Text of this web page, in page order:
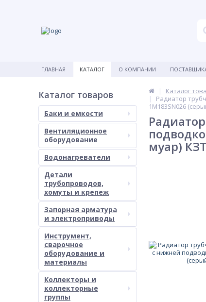
ГЛАВНАЯ КАТАЛОГ О КОМПАНИИ
Каталог товаров
Баки и емкости
Вентиляционное
оборудование
Водонагреватели
Детали
трубопроводов,
хомуты и крепеж
Запорная арматура
и электроприводы
Инструмент,
сварочное
оборудование и
материалы
Коллекторы и
коллекторные
группы
Каталог
Радиатор
1M183SN026
муар)